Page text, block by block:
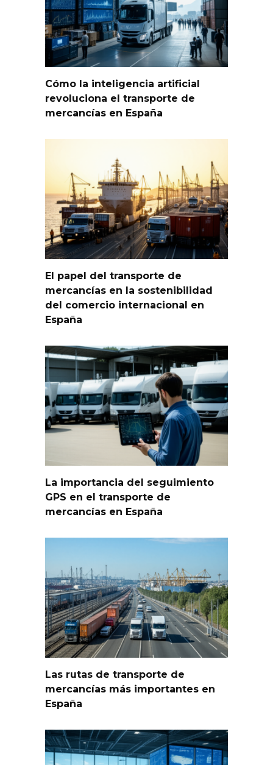
Cómo la inteligencia artificial
revoluciona el transporte de
mercancías en España
El papel del transporte de
mercancías en la sostenibilidad
del comercio internacional en
España
La importancia del seguimiento
GPS en el transporte de
mercancías en España
Las rutas de transporte de
mercancías más importantes en
España